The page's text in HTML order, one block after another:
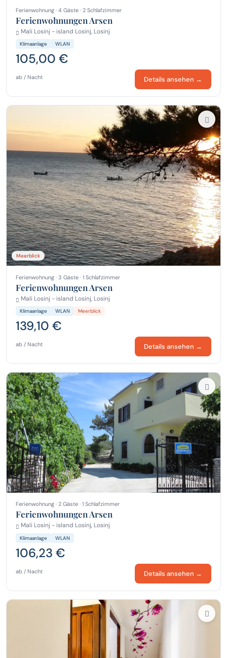
Ferienwohnung · 4 Gäste · 2 Schlafzimmer
Ferienwohnungen Arsen
Mali Losinj - island Losinj, Losinj
Klimaanlage WLAN
105,00 €
ab / Nacht Details ansehen →
Meerblick
Ferienwohnung · 3 Gäste · 1 Schlafzimmer
Ferienwohnungen Arsen
Mali Losinj - island Losinj, Losinj
Klimaanlage WLAN Meerblick
139,10 €
ab / Nacht Details ansehen →
Ferienwohnung · 2 Gäste · 1 Schlafzimmer
Ferienwohnungen Arsen
Mali Losinj - island Losinj, Losinj
Klimaanlage WLAN
106,23 €
ab / Nacht Details ansehen →